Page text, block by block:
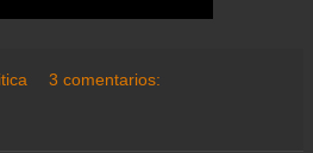
3 comentarios: